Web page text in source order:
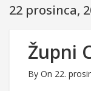
22 prosinca,
Župni
By On 22.